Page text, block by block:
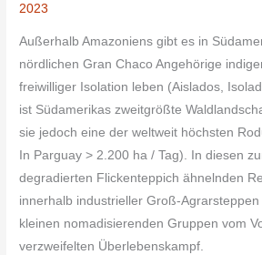
2023
Außerhalb Amazoniens gibt es in
nördlichen Gran Chaco Angehörige
freiwilliger Isolation leben (Aislados,
ist Südamerikas zweitgrößte
sie jedoch eine der weltweit höchsten
In Parguay > 2.200 ha / Tag). In diesen
degradierten Flickenteppich ähnelnden
innerhalb industrieller Groß-
kleinen nomadisierenden Gruppen vom
verzweifelten Überlebenskampf.